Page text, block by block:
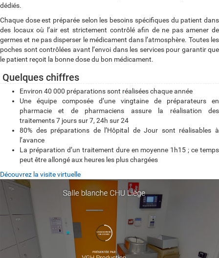
dédiés.
Chaque dose est préparée selon les besoins spécifiques du patient dans
des locaux où l’air est strictement contrôlé afin de ne pas amener de
germes et ne pas disperser le médicament dans l’atmosphère. Toutes les
poches sont contrôlées avant l’envoi dans les services pour garantir que
le patient reçoit la bonne dose du bon médicament.
Quelques chiffres
Environ 40 000 préparations sont réalisées chaque année
Une équipe composée d’une vingtaine de préparateurs en
pharmacie et de pharmaciens assure la réalisation des
traitements 7 jours sur 7, 24h sur 24
80% des préparations de l’Hôpital de Jour sont réalisables à
l’avance
La préparation d’un traitement dure en moyenne 1h15 ; ce temps
peut être allongé aux heures les plus chargées
Découvrez la visite virtuelle